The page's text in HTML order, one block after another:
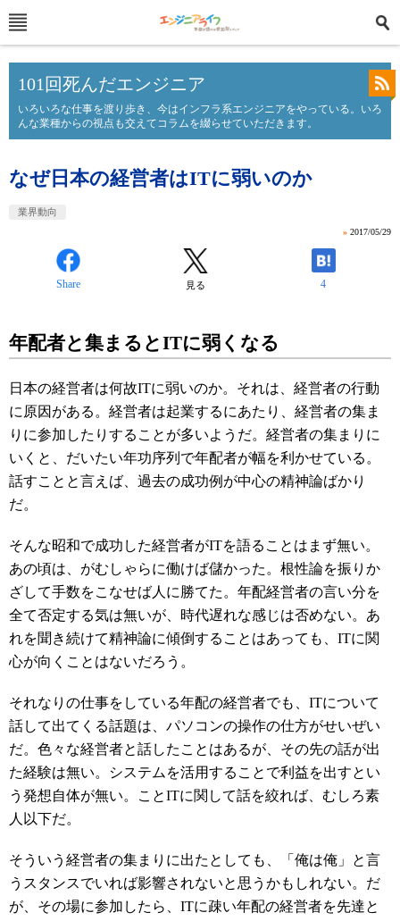
101回死んだエンジニア
いろいろな仕事を渡り歩き、今はインフラ系エンジニアをやっている。いろ
んな業種からの視点も交えてコラムを綴らせていただきます。
なぜ日本の経営者はITに弱いのか
業界動向
» 2017/05/29
Share 見る 4
年配者と集まるとITに弱くなる
日本の経営者は何故ITに弱いのか。それは、経営者の行動
に原因がある。経営者は起業するにあたり、経営者の集ま
りに参加したりすることが多いようだ。経営者の集まりに
いくと、だいたい年功序列で年配者が幅を利かせている。
話すことと言えば、過去の成功例が中心の精神論ばかり
だ。
そんな昭和で成功した経営者がITを語ることはまず無い。
あの頃は、がむしゃらに働けば儲かった。根性論を振りか
ざして手数をこなせば人に勝てた。年配経営者の言い分を
全て否定する気は無いが、時代遅れな感じは否めない。あ
れを聞き続けて精神論に傾倒することはあっても、ITに関
心が向くことはないだろう。
それなりの仕事をしている年配の経営者でも、ITについて
話して出てくる話題は、パソコンの操作の仕方がせいぜい
だ。色々な経営者と話したことはあるが、その先の話が出
た経験は無い。システムを活用することで利益を出すとい
う発想自体が無い。ことITに関して話を絞れば、むしろ素
人以下だ。
そういう経営者の集まりに出たとしても、「俺は俺」と言
うスタンスでいれば影響されないと思うかもしれない。だ
が、その場に参加したら、ITに疎い年配の経営者を先達と